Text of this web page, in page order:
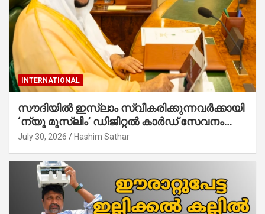
INTERNATIONAL
സൗദിയില്‍ ഇസ്‌ലാം സ്വീകരിക്കുന്നവര്‍ക്കായി
‘ന്യൂ മുസ്ലിം’ ഡിജിറ്റല്‍ കാര്‍ഡ് സേവനം
ആരംഭിച്ചു
July 30, 2026 Hashim Sathar